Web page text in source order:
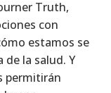
Truth,
con
estamos se
de la salud. Y
permitirán